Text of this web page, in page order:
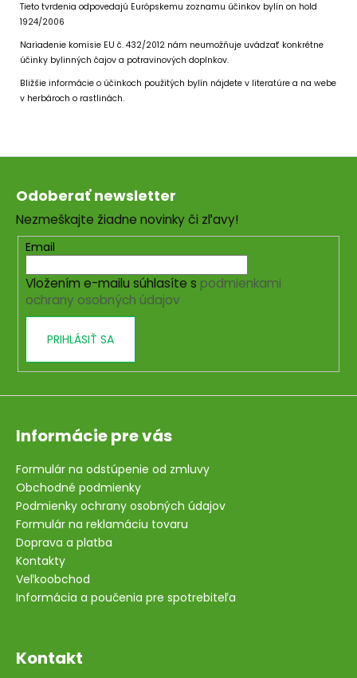
Tieto tvrdenia odpovedajú Európskemu zoznamu účinkov bylín on hold
1924/2006
Nariadenie komisie EU č. 432/2012 nám neumožňuje uvádzať konkrétne
účinky bylinných čajov a potravinových doplnkov.
Bližšie informácie o účinkoch použitých bylín nájdete v literatúre a na webe
v herbároch o rastlinách.
Z
PALMOVÉHO
VOSKU
€5,95
Z
Odoberať newsletter
Nezmeškajte žiadne novinky či zľavy!
Email
Vložením e-mailu súhlasíte s podmienkami
ochrany osobných údajov
PRIHLÁSIŤ SA
Informácie pre vás
Formulár na odstúpenie od zmluvy
Obchodné podmienky
Podmienky ochrany osobných údajov
Formulár na reklamáciu tovaru
Doprava a platba
Kontakty
Veľkoobchod
Informácia a poučenia pre spotrebiteľa
Kontakt